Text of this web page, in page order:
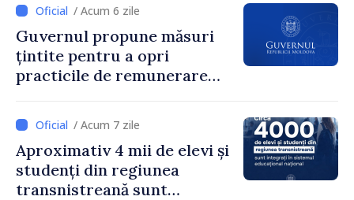
/ Acum 6 zile
Guvernul propune măsuri
țintite pentru a opri
practicile de remunerare
/ Acum 7 zile
Aproximativ 4 mii de elevi și
studenți din regiunea
transnistreană sunt